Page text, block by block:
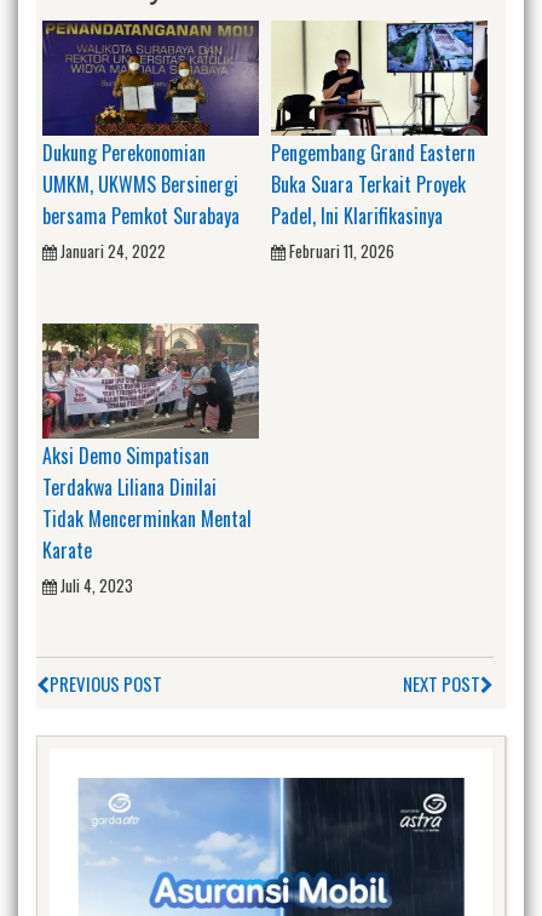
Dukung Perekonomian
UMKM, UKWMS Bersinergi
bersama Pemkot Surabaya
Januari 24, 2022
Pengembang Grand Eastern
Buka Suara Terkait Proyek
Padel, Ini Klarifikasinya
Februari 11, 2026
Aksi Demo Simpatisan
Terdakwa Liliana Dinilai
Tidak Mencerminkan Mental
Karate
Juli 4, 2023
PREVIOUS POST NEXT POST